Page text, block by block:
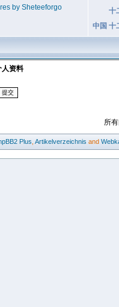
十
中国 十
by Sheteeforgo
资料
所
Plus Artikelverzeichnis and